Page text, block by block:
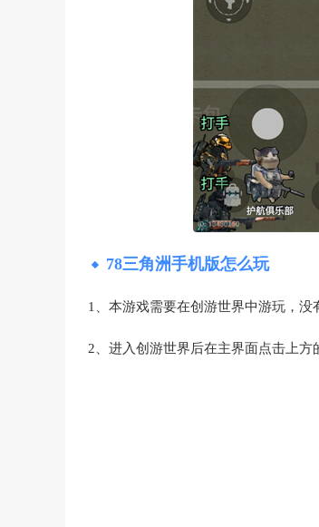
78三角洲手机版怎么玩
1、本游戏需要在创游世界中游玩，没
2、进入创游世界后在主界面点击上方